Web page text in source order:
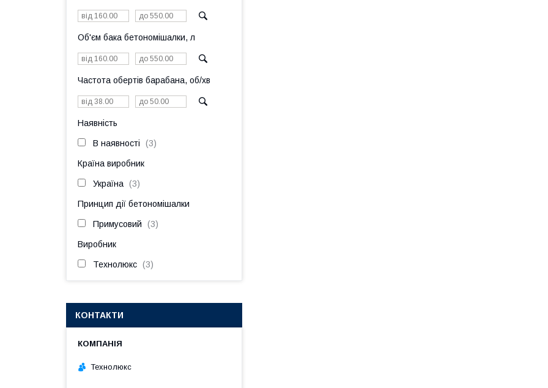
Об'єм бака бетономішалки, л
Частота обертів барабана, об/хв
Наявність
В наявності 3
Країна виробник
Україна 3
Принцип дії бетономішалки
Примусовий 3
Виробник
Технолюкс 3
КОНТАКТИ
Технолюкс